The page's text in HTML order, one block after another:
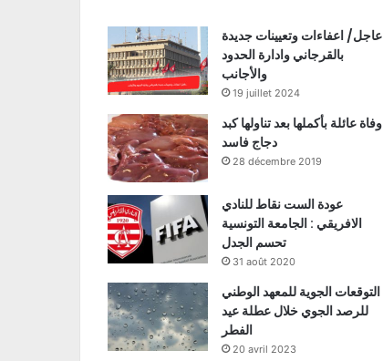
عاجل/ اعفاءات وتعيينات جديدة
بالقرجاني وادارة الحدود
والأجانب
19 juillet 2024
وفاة عائلة بأكملها بعد تناولها كبد
دجاج فاسد
28 décembre 2019
عودة الست نقاط للنادي
الافريقي : الجامعة التونسية
تحسم الجدل
31 août 2020
التوقعات الجوية للمعهد الوطني
للرصد الجوي خلال عطلة عيد
الفطر
20 avril 2023